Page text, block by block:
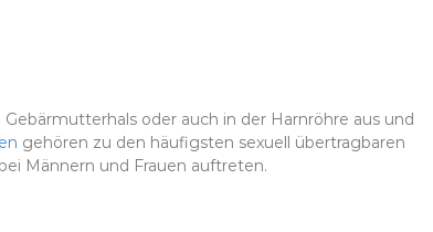
oder auch in der Harnröhre aus und
gehören zu den häufigsten sexuell übertragbaren
Männern und Frauen auftreten.